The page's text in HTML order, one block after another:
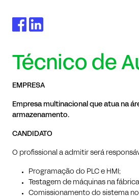
Técnico de
EMPRESA
Empresa multinacional que atua na
armazenamento.
CANDIDATO
O profissional a admitir será
Programação do PLC e HMI;
Testagem de máquinas na
Comissionamento do sistema no